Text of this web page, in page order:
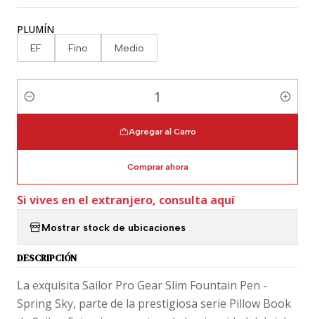
PLUMÍN
EF Fino Medio
Cantidad
Agregar al Carro
Comprar ahora
Si vives en el extranjero, consulta aquí
Mostrar stock de ubicaciones
DESCRIPCIÓN
La exquisita Sailor Pro Gear Slim Fountain Pen -
Spring Sky, parte de la prestigiosa serie Pillow Book